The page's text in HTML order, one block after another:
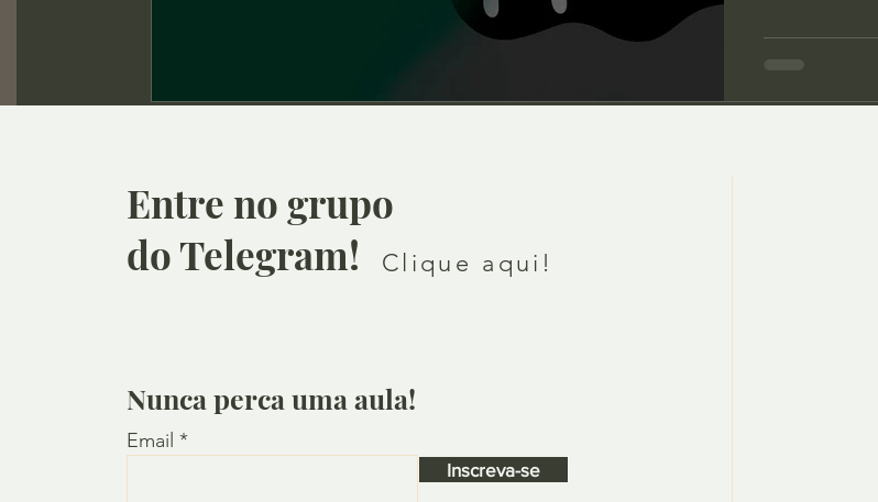
Entre no grupo
do Telegram!
Clique aqui!
Nunca perca uma aula!
Email
Inscreva-se